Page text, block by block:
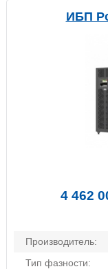
ИБП
Производитель:
Тип фазности:
4 462